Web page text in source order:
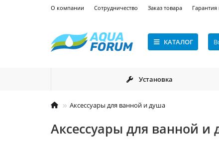
О компании Сотрудничество Заказ товара Гарантия
КАТАЛОГ
Установка
Аксессуары для ванной и душа
Аксессуары для ванной и